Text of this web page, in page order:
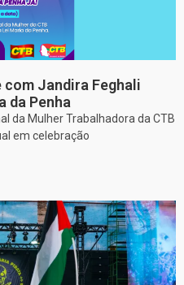
com Jandira Feghali
da Penha
da Mulher Trabalhadora da CTB
em celebração